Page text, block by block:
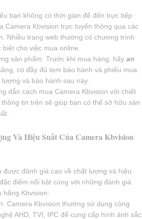
bạn không có thời gian để đến trực tiếp
Camera Kbvision trực tuyến thông qua các
Nhiều trang web thường có chương trình
cho việc mua online.
sản phẩm: Trước khi mua hàng, hãy an
có đầy đủ tem bảo hành và phiếu mua
lượng và bảo hành sau này.
dẫn cách mua Camera Kbvision với chiết
tin trên sẽ giúp bạn có thể sở hữu sản
Và Hiệu Suất Của Camera Kbvision
được đánh giá cao về chất lượng và hiệu
điểm nổi bật cùng với những đánh giá
hãng Kbvision:
Camera Kbvision thường sử dụng công
AHD, TVI, IPC để cung cấp hình ảnh sắc